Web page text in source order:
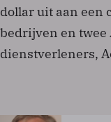
dollar uit aan een
bedrijven en twee
dienstverleners,